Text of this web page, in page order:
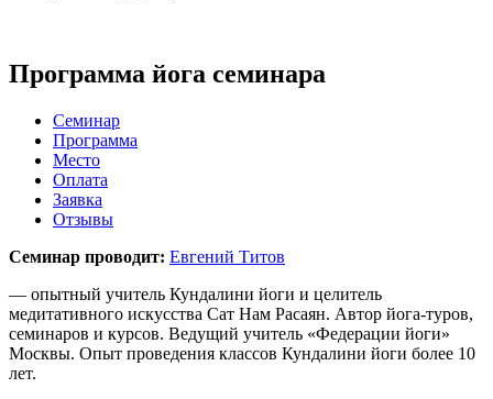
Программа йога семинара
Семинар
Программа
Место
Оплата
Заявка
Отзывы
Семинар проводит: Евгений Титов
— опытный учитель Кундалини йоги и целитель
медитативного искусства Сат Нам Расаян. Автор йога-туров,
семинаров и курсов. Ведущий учитель «Федерации йоги»
Москвы. Опыт проведения классов Кундалини йоги более 10
лет.